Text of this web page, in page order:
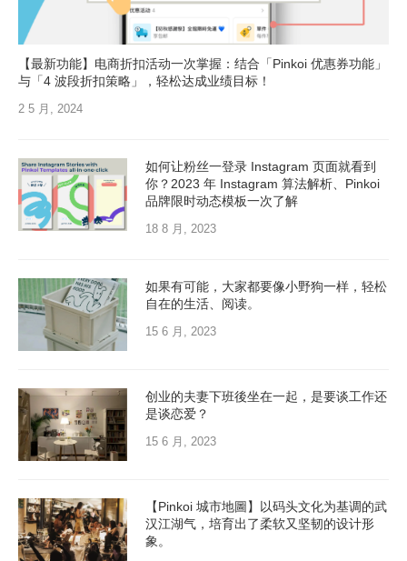
【最新功能】电商折扣活动一次掌握：结合「Pinkoi 优惠券功能」
与「4 波段折扣策略」，轻松达成业绩目标！
2 5 月, 2024
如何让粉丝一登录 Instagram 页面就看到
你？2023 年 Instagram 算法解析、Pinkoi
品牌限时动态模板一次了解
18 8 月, 2023
如果有可能，大家都要像小野狗一样，轻松
自在的生活、阅读。
15 6 月, 2023
创业的夫妻下班後坐在一起，是要谈工作还
是谈恋爱？
15 6 月, 2023
【Pinkoi 城市地圖】以码头文化为基调的武
汉江湖气，培育出了柔软又坚韧的设计形
象。